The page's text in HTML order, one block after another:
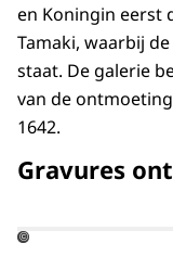
en Koningin eerst
Tamaki, waarbij
staat. De galerie
van de
1642.
Gravures
©